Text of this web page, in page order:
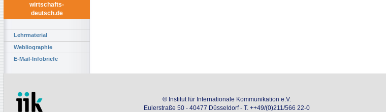
wirtschafts-
deutsch.de
Lehrmaterial
Webliographie
E-Mail-Infobriefe
© Institut für Internationale Kommunikation e.V.
Eulerstraße 50 - 40477 Düsseldorf - T. ++49/(0)211/566 22-0